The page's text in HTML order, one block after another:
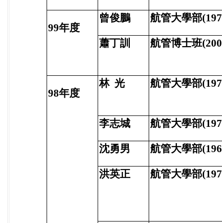
99年度
曾俊鵬 航管大學部
蕭丁訓 航管博士班
98年度
林 光 航管大學部
李志城 航管大學部
沈勇男 航管大學部
洪英正 航管大學部